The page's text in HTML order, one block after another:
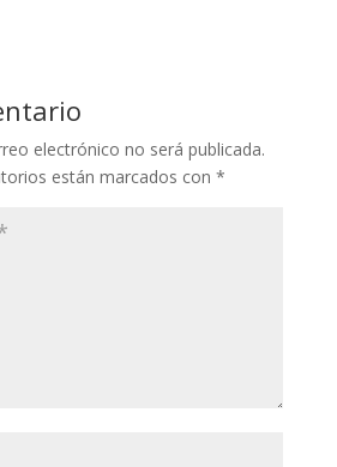
electrónico no será publicada.
están marcados con *